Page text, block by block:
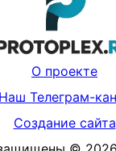
О проекте
Наш Телеграм-
Создание сайта